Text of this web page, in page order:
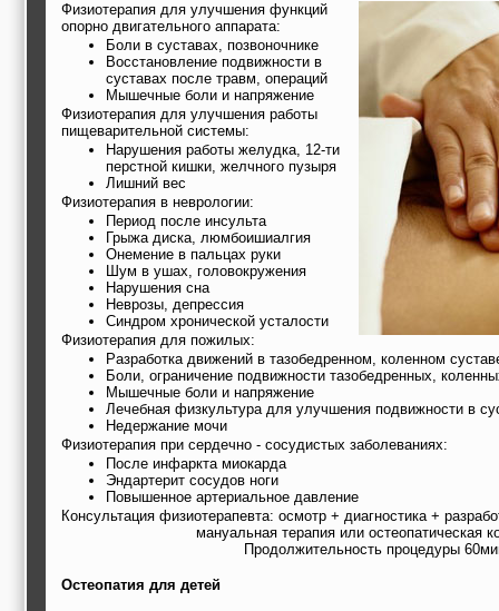
Физиотерапия для улучшения функций
опорно двигательного аппарата:
Боли в суставах, позвоночнике
Восстановление подвижности в
суставах после травм, операций
Мышечные боли и напряжение
Физиотерапия для улучшения работы
пищеварительной системы:
Нарушения работы желудка, 12-ти
перстной кишки, желчного пузыря
Лишний вес
Физиотерапия в неврологии:
Период после инсульта
Грыжа диска, люмбоишиалгия
Онемение в пальцах руки
Шум в ушах, головокружения
Нарушения сна
Неврозы, депрессия
Синдром хронической усталости
Физиотерапия для пожилых:
Разработка движений в тазобедренном, коленном
Боли, ограничение подвижности тазобедренных,
Мышечные боли и напряжение
Лечебная физкультура для улучшения подвижности в
Недержание мочи
Физиотерапия при сердечно - сосудистых заболеваниях:
После инфаркта миокарда
Эндартерит сосудов ноги
Повышенное артериальное давление
Консультация физиотерапевта: осмотр + диагностика +
мануальная терапия или остеопатическая
Продолжительность процедуры
Остеопатия для детей